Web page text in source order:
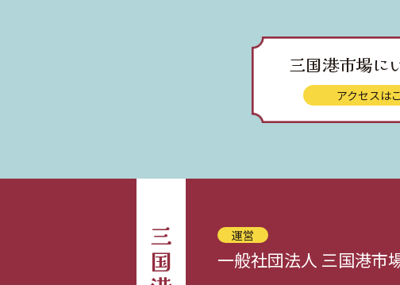
三国港市場に
アクセスは
運営
一般社団法人 三国港市